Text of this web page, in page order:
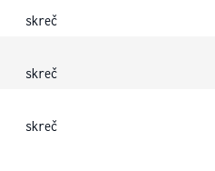
skreč
skreč
skreč